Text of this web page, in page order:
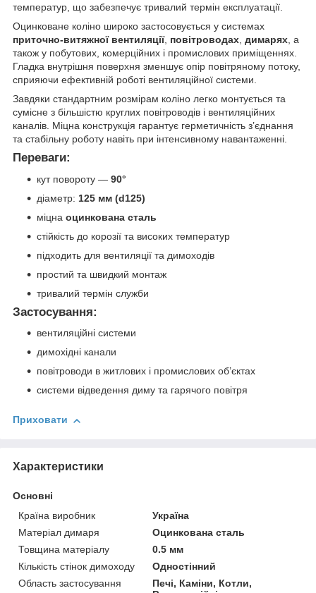
температур, що забезпечує тривалий термін експлуатації.
Оцинковане коліно широко застосовується у системах
приточно-витяжної вентиляції, повітроводах димарях , а
також у побутових, комерційних і промислових приміщеннях.
Гладка внутрішня поверхня зменшує опір повітряному потоку,
сприяючи ефективній роботі вентиляційної системи.
Завдяки стандартним розмірам коліно легко монтується та
сумісне з більшістю круглих повітроводів і вентиляційних
каналів. Міцна конструкція гарантує герметичність з’єднання
та стабільну роботу навіть при інтенсивному навантаженні.
Переваги:
кут повороту — 90°
діаметр: 125 мм (d125)
міцна оцинкована сталь
стійкість до корозії та високих температур
підходить для вентиляції та димоходів
простий та швидкий монтаж
тривалий термін служби
Застосування:
вентиляційні системи
димохідні канали
повітроводи в житлових і промислових об’єктах
системи відведення диму та гарячого повітря
Приховати
Характеристики
Основні
Країна виробник
Україна
Матеріал димаря
Оцинкована сталь
Товщина матеріалу
0.5 мм
Кількість стінок димоходу
Одностінний
Область застосування
Печі, Каміни, Котли,